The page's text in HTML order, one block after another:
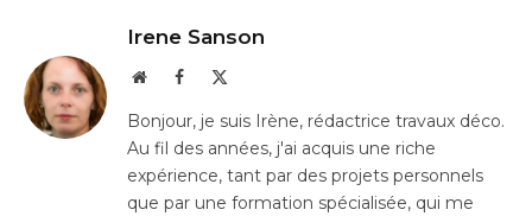
Irene Sanson
WebsiteFacebook
Bonjour, je suis Irène, rédactrice travaux déco.
Au fil des années, j'ai acquis une riche
expérience, tant par des projets personnels
que par une formation spécialisée, qui me